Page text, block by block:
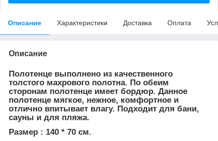
Описание Характеристики Доставка Оплата
Описание
Полотенце выполнено из качественного
толстого махрового полотна. По обеим
сторонам полотенце имеет бордюр. Данное
полотенце мягкое, нежное, комфортное и
отлично впитывает влагу. Подходит для бани,
сауны и для пляжа.
Размер : 140 * 70 см.